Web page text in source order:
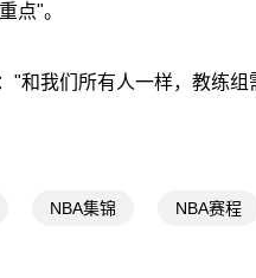
点"。
我们所有人一样，教练组
NBA集锦 NBA赛程